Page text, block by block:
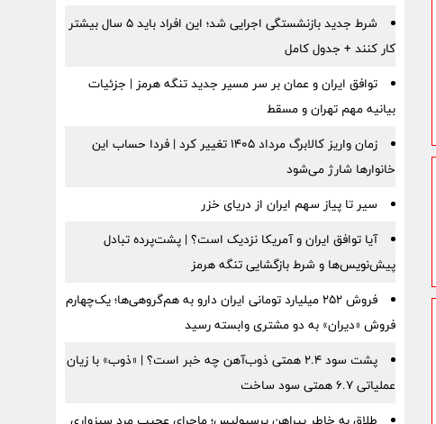
شرط جدید بازنشستگی اجرایی شد؛ این افراد باید ۵ سال بیشتر
کار کنند + جدول کامل
توافق ایران و عمان بر سر مسیر جدید تنگه هرمز | جزئیات
بیانیه مهم تهران و مسقط
زمان واریز کالابرگ مرداد ۱۴۰۵ تغییر کرد | فردا حساب این
خانوارها شارژ می‌شود
سیر تا پیاز سهم ایران از دریای خزر
آیا توافق ایران و آمریکا نزدیک است؟ | پشت‌پرده تبادل
پیش‌نویس‌ها و شرط بازگشایی تنگه هرمز
فروش ۲۵۲ میلیارد تومانی ایران دارو به هم‌گروهی‌ها؛ یک‌چهارم
فروش «دیران» به دو مشتری وابسته رسید
پشت سود ۲.۴ همتی ذوب‌آهن چه خبر است؟ | «ذوب» با زیان
عملیاتی ۶.۷ همتی سود ساخت